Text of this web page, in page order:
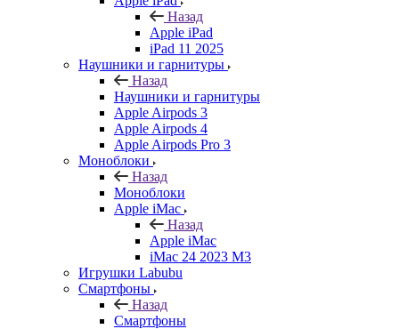
Назад
Apple iPad
iPad 11 2025
Наушники и гарнитуры
Назад
Наушники и гарнитуры
Apple Airpods 3
Apple Airpods 4
Apple Airpods Pro 3
Моноблоки
Назад
Моноблоки
Apple iMac
Назад
Apple iMac
iMac 24 2023 M3
Игрушки Labubu
Смартфоны
Назад
Смартфоны